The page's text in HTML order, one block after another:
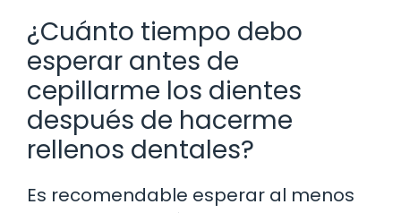
¿Cuánto tiempo debo
esperar antes de
cepillarme los dientes
después de hacerme
rellenos dentales?
Es recomendable esperar al menos